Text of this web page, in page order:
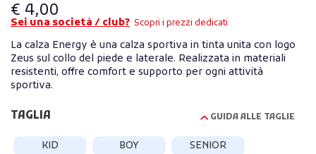
€ 4,00
Sei una società / club? Scopri i prezzi dedicati
La calza Energy è una calza sportiva in tinta unita con logo
Zeus sul collo del piede e laterale. Realizzata in materiali
resistenti, offre comfort e supporto per ogni attività
sportiva.
TAGLIA GUIDA ALLE TAGLIE
KID BOY SENIOR